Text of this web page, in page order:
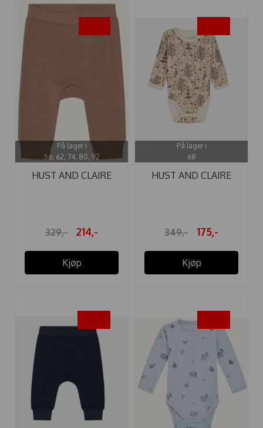
På lager i
56, 62, 74, 80, 92
HUST AND CLAIRE
329,- 214,-
Kjøp
På lager i
68
HUST AND CLAIRE
349,- 175,-
Kjøp